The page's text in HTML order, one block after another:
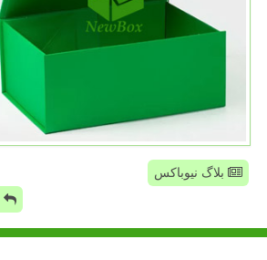
بلاگ نیوباکس